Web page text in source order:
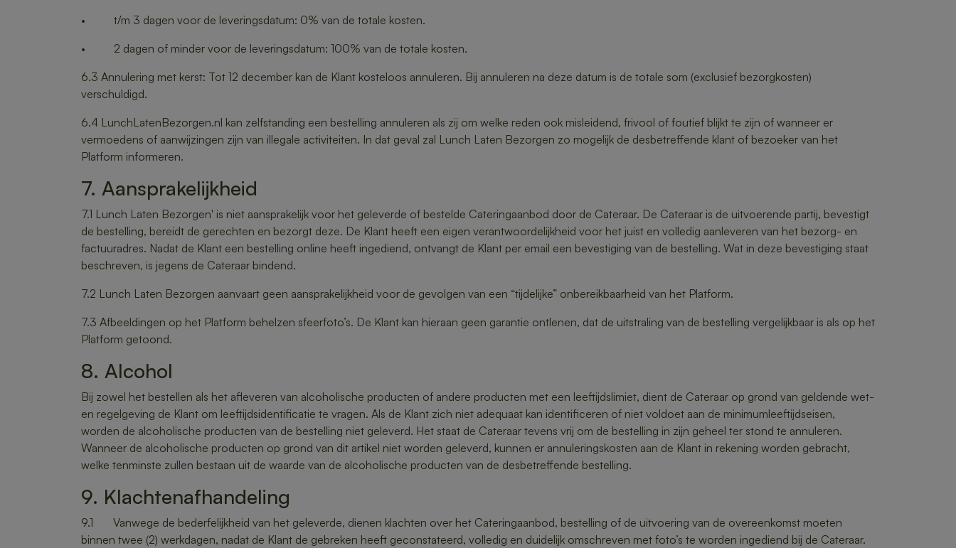
• t/m 3 dagen voor de leveringsdatum: 0% van de totale kosten.
• 2 dagen of minder voor de leveringsdatum: 100% van de totale kosten.
6.3 Annulering met kerst: Tot 12 december kan de Klant kosteloos annuleren. Bij annuleren na deze datum is de totale som (exclusief bezorgkosten)
verschuldigd.
6.4 LunchLatenBezorgen.nl kan zelfstanding een bestelling annuleren als zij om welke reden ook misleidend, frivool of foutief blijkt te zijn of wanneer er
vermoedens of aanwijzingen zijn van illegale activiteiten. In dat geval zal Lunch Laten Bezorgen zo mogelijk de desbetreffende klant of bezoeker van het
Platform informeren.
7. Aansprakelijkheid
7.1 Lunch Laten Bezorgen' is niet aansprakelijk voor het geleverde of bestelde Cateringaanbod door de Cateraar. De Cateraar is de uitvoerende partij, bevestigt
de bestelling, bereidt de gerechten en bezorgt deze. De Klant heeft een eigen verantwoordelijkheid voor het juist en volledig aanleveren van het bezorg- en
factuuradres. Nadat de Klant een bestelling online heeft ingediend, ontvangt de Klant per email een bevestiging van de bestelling. Wat in deze bevestiging staat
beschreven, is jegens de Cateraar bindend.
7.2 Lunch Laten Bezorgen aanvaart geen aansprakelijkheid voor de gevolgen van een “tijdelijke” onbereikbaarheid van het Platform.
7.3 Afbeeldingen op het Platform behelzen sfeerfoto’s. De Klant kan hieraan geen garantie ontlenen, dat de uitstraling van de bestelling vergelijkbaar is als op het
Platform getoond.
8. Alcohol
Bij zowel het bestellen als het afleveren van alcoholische producten of andere producten met een leeftijdslimiet, dient de Cateraar op grond van geldende wet-
en regelgeving de Klant om leeftijdsidentificatie te vragen. Als de Klant zich niet adequaat kan identificeren of niet voldoet aan de minimumleeftijdseisen,
worden de alcoholische producten van de bestelling niet geleverd. Het staat de Cateraar tevens vrij om de bestelling in zijn geheel ter stond te annuleren.
Wanneer de alcoholische producten op grond van dit artikel niet worden geleverd, kunnen er annuleringskosten aan de Klant in rekening worden gebracht,
welke tenminste zullen bestaan uit de waarde van de alcoholische producten van de desbetreffende bestelling.
9. Klachtenafhandeling
9.1 Vanwege de bederfelijkheid van het geleverde, dienen klachten over het Cateringaanbod, bestelling of de uitvoering van de overeenkomst moeten
binnen twee (2) werkdagen, nadat de Klant de gebreken heeft geconstateerd, volledig en duidelijk omschreven met foto’s te worden ingediend bij de Cateraar.